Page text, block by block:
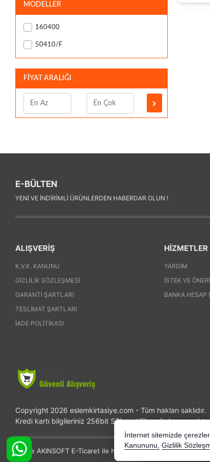
MODELLER
160400
50410/F
FİYAT ARALIĞI
E-BÜLTEN
YENI VE INDIRIMLI ÜRÜNLERDEN HABERDAR OLUN !
ALIŞVERİŞ
K.V.K. KANUNU
GIZLILIK SÖZLEŞMESI
GARANTI ŞARTLARI
TESLIMAT ŞARTLARI
İADE POLITIKASI
HİZMETLER
YARDIM
İSTEK VE
BANKA HESAP
Copyright 2026 eslemkirtasiye.com - Tüm hakları saklıdır.
Kredi kartı bilgileriniz 256bit SSL sertifikası ile
Bu site AKINSOFT E-Ticaret ile hazırlanmıştır.
İnternet sitemizde
Kanununu, Gizlilik